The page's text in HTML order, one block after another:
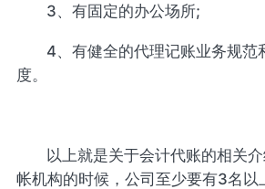
3、有固定的办公场所;
4、有健全的代理记账业务规范
度。
以上就是关于会计代账的相关
帐机构的时候，公司至少要有3名以